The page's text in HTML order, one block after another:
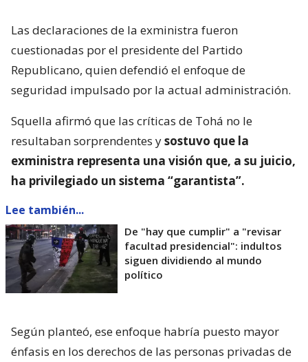
Las declaraciones de la exministra fueron
cuestionadas por el presidente del Partido
Republicano, quien defendió el enfoque de
seguridad impulsado por la actual administración.
Squella afirmó que las críticas de Tohá no le
resultaban sorprendentes ysostuvo que la
exministra representa una visión que, a su juicio,
ha privilegiado un sistema “garantista”.
Lee también...
De "hay que cumplir" a "revisar
facultad presidencial": indultos
siguen dividiendo al mundo
político
Según planteó, ese enfoque habría puesto mayor
énfasis en los derechos de las personas privadas de